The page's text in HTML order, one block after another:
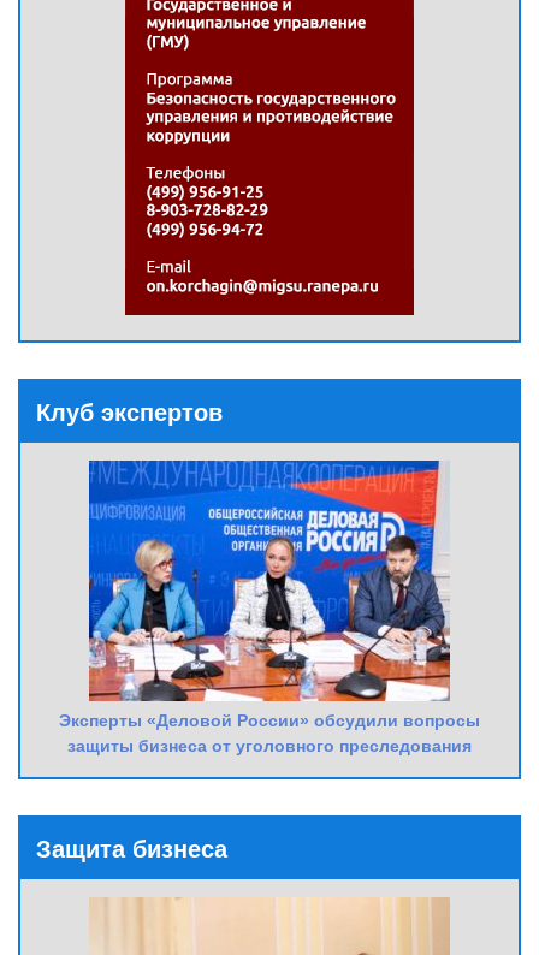
Клуб экспертов
Эксперты «Деловой России» обсудили вопросы
защиты бизнеса от уголовного преследования
Защита бизнеса